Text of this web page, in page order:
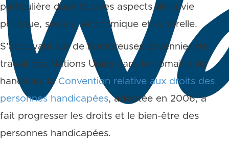
particulière dans tous les aspects de la vie
politique, sociale, économique et culturelle.
S’appuyant sur de nombreuses décennies de
travail des Nations Unies dans le domaine du
handicap, laConvention relative aux droits des
personnes handicapées, adoptée en 2006, a
fait progresser les droits et le bien-être des
personnes handicapées.